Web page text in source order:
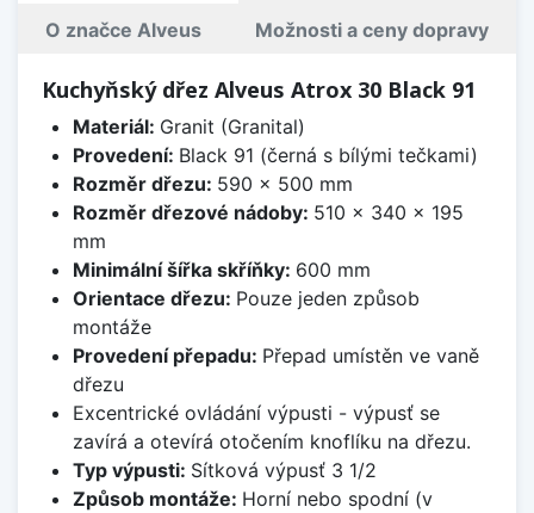
O značce Alveus Možnosti a ceny dopravy
Kuchyňský dřez Alveus Atrox 30 Black 91
Materiál: Granit (Granital)
Provedení: Black 91 (černá s bílými tečkami)
Rozměr dřezu: 590 x 500 mm
Rozměr dřezové nádoby: 510 x 340 x 195
mm
Minimální šířka skříňky: 600 mm
Orientace dřezu: Pouze jeden způsob
montáže
Provedení přepadu: Přepad umístěn ve vaně
dřezu
Excentrické ovládání výpusti - výpusť se
zavírá a otevírá otočením knoflíku na dřezu.
Typ výpusti: Sítková výpusť 3 1/2
Způsob montáže: Horní nebo spodní (v